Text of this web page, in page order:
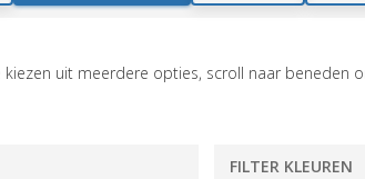
uit meerdere opties, scroll naar beneden
FILTER KLEUREN